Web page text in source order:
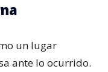
un lugar
ante lo ocurrido.